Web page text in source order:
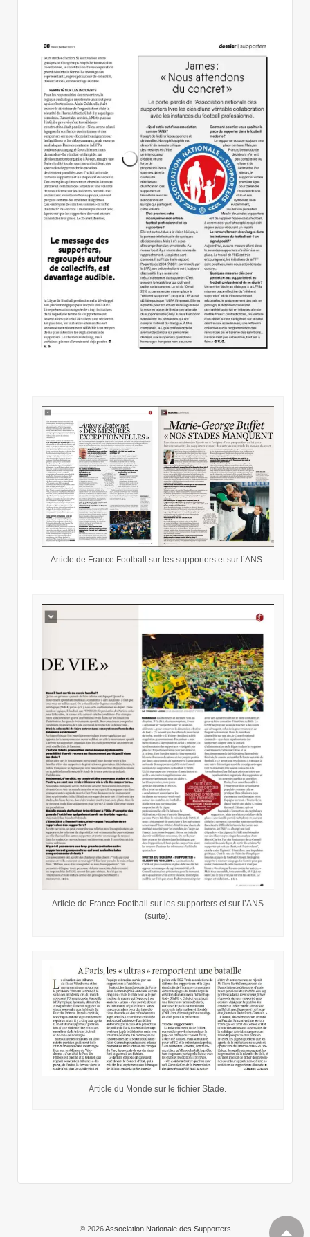
Article de France Football sur les supporters et sur l’ANS.
Article de France Football sur les supporters et sur l’ANS
(suite).
Article du Monde sur le fichier Stade.
© 2026Association Nationale des Supporters